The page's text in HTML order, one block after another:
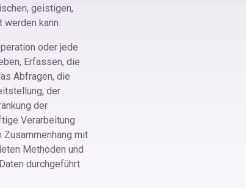
geistigen,
kann.
oder jede
Erfassen, die
Abfragen, die
der
der
Verarbeitung
Zusammenhang mit
Methoden und
durchgeführt